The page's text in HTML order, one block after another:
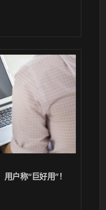
户称“巨好用”！